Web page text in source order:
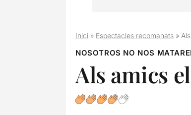
Inici» Espectacles recomanats»
NOSOTROS NO NOS
Als amics